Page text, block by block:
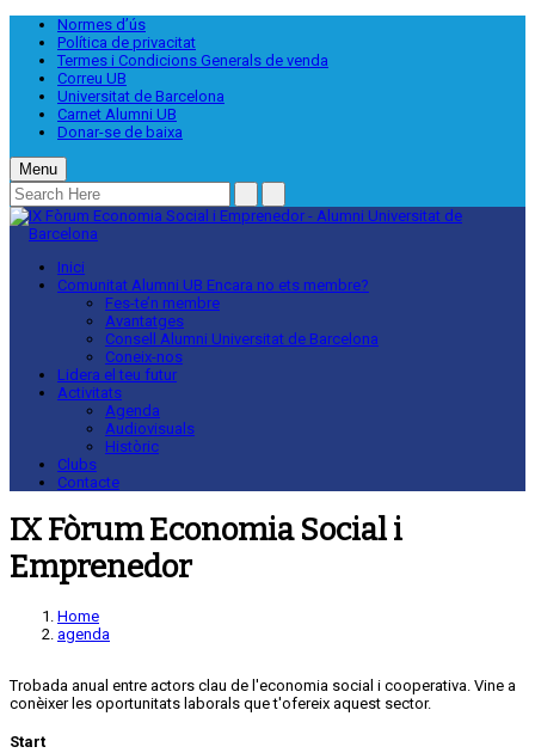
Normes d’ús
Política de privacitat
Termes i Condicions Generals de venda
Correu UB
Universitat de Barcelona
Carnet Alumni UB
Donar-se de baixa
Menu
Inici
Comunitat Alumni UB Encara no ets membre?
Fes-te’n membre
Avantatges
Consell Alumni Universitat de Barcelona
Coneix-nos
Lidera el teu futur
Activitats
Agenda
Audiovisuals
Històric
Clubs
Contacte
IX Fòrum Economia Social i
Emprenedor
Home
agenda
Trobada anual entre actors clau de l'economia social i cooperativa. Vine a
conèixer les oportunitats laborals que t'ofereix aquest sector.
Start